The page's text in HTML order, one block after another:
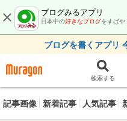
ブログみるアプリ
日本中の好きなブログをすば
ブログを書くアプリ
検索する
記事画像 新着記事 人気記事